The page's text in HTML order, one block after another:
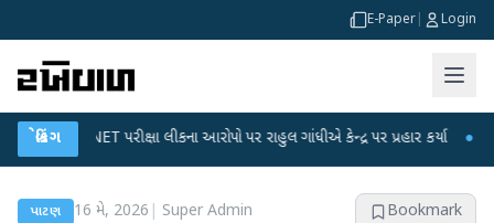
E-Paper Login
બ્રેકિંગ
UGC-NET પરીક્ષા લીકના આરોપો પર રાહુલ ગાંધીએ કેન્દ્ર પર પ્રહાર કર્યા ●
પાટણ 16 મે, 2026 Super Admin Bookmark